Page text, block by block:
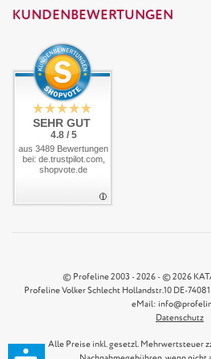
KUNDENBEWERTUNGEN
SEHR GUT
4.8 / 5
aus 3489 Bewertungen
bei: de.trustpilot.com,
shopvote.de
© Profeline 2003 - 2026 - © 2026
Profeline Volker Schlecht Hollandstr.10 DE-
eMail:
Datenschutz
Alle Preise inkl. gesetzl. Mehrwertsteuer